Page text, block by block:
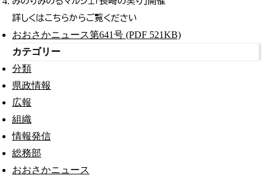
詳しくはこちらからご覧ください
おおさかニュース第641号 (PDF 521KB)
カテゴリー
分類
県政情報
広報
組織
情報発信
総務部
おおさかニュース